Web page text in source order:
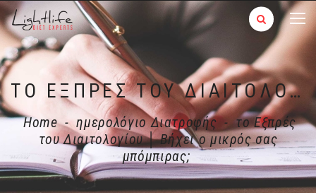
ΤΟ ΕΞΠΡΈΣ ΤΟΥ ΔΙΑΙΤΟΛΟΓΊΟΥ │ ΒΉΧΕΙ Ο ΜΙΚΡΌΣ ΣΑΣ ΜΠΌΜΠΙΡΑΣ;
Home - ημερολόγιο Διατροφής - το Εξπρές
του Διαιτολογίου │ Βήχει ο μικρός σας
μπόμπιρας;